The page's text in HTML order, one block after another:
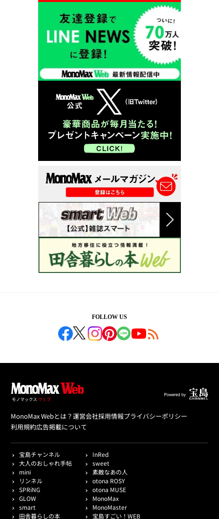
FOLLOW US
MonoMax Webとは？運営会社採用情報プライバシーポリシー
利用規約広告掲載について
宝島チャンネル
InRed
大人のおしゃれ手帖
sweet
mini
素敵なあの人
リンネル
otona ROSY
SPRiNG
otona MUSE
GLOW
MonoMax
smart
MonoMaster
田舎暮らしの本
宝島すごい！WEB